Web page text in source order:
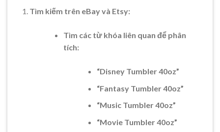
Tìm kiếm trên eBay và Etsy:
Tìm các từ khóa liên quan để phân
tích:
“Disney Tumbler 40oz”
“Fantasy Tumbler 40oz”
“Music Tumbler 40oz”
“Movie Tumbler 40oz”